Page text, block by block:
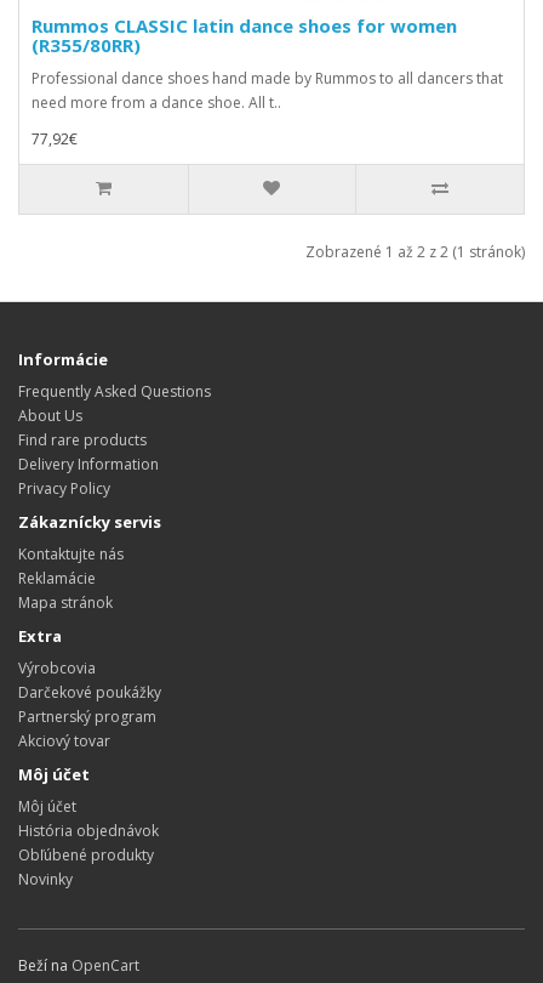
Rummos CLASSIC latin dance shoes for women
(R355/80RR)
Professional dance shoes hand made by Rummos to all dancers that
need more from a dance shoe. All t..
77,92€
Zobrazené 1 až 2 z 2 (1 stránok)
Informácie
Frequently Asked Questions
About Us
Find rare products
Delivery Information
Privacy Policy
Zákaznícky servis
Kontaktujte nás
Reklamácie
Mapa stránok
Extra
Výrobcovia
Darčekové poukážky
Partnerský program
Akciový tovar
Môj účet
Môj účet
História objednávok
Obľúbené produkty
Novinky
Beží na OpenCart